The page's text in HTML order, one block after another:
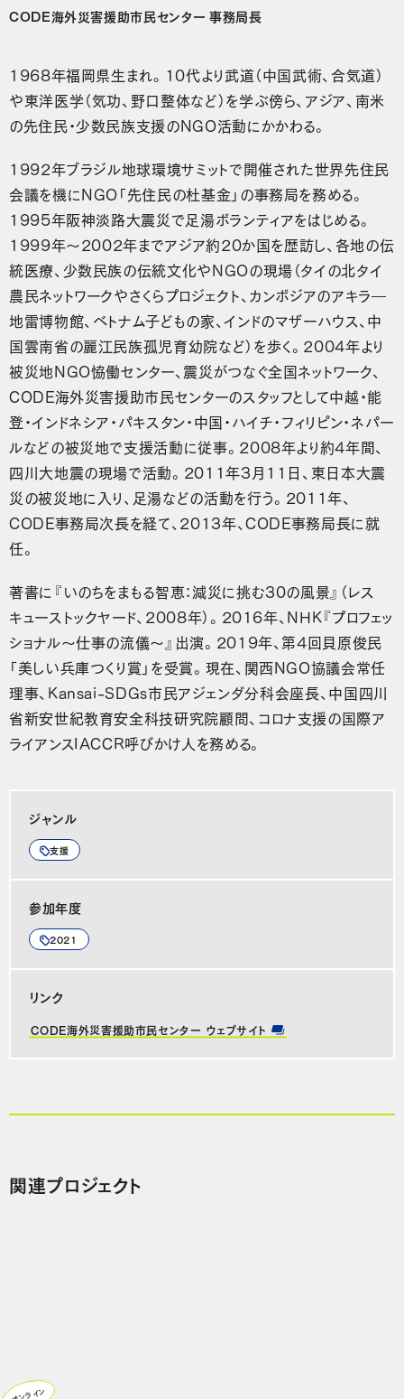
CODE海外災害援助市民センター 事務局長
1968年福岡県生まれ。10代より武道（中国武術、合気道）
や東洋医学（気功、野口整体など）を学ぶ傍ら、アジア、南米
の先住民・少数民族支援のNGO活動にかかわる。
1992年ブラジル地球環境サミットで開催された世界先住民
会議を機にNGO「先住民の杜基金」の事務局を務める。
1995年阪神淡路大震災で足湯ボランティアをはじめる。
1999年〜2002年までアジア約20か国を歴訪し、各地の伝
統医療、少数民族の伝統文化やNGOの現場（タイの北タイ
農民ネットワークやさくらプロジェクト、カンボジアのアキラ―
地雷博物館、ベトナム子どもの家、インドのマザーハウス、中
国雲南省の麗江民族孤児育幼院など）を歩く。2004年より
被災地NGO恊働センター、震災がつなぐ全国ネットワーク、
CODE海外災害援助市民センターのスタッフとして中越・能
登・インドネシア・パキスタン・中国・ハイチ・フィリピン・ネパー
ルなどの被災地で支援活動に従事。2008年より約4年間、
四川大地震の現場で活動。2011年3月11日、東日本大震
災の被災地に入り、足湯などの活動を行う。2011年、
CODE事務局次長を経て、2013年、CODE事務局長に就
任。
著書に『いのちをまもる智恵：減災に挑む30の風景』（レス
キューストックヤード、2008年）。2016年、NHK『プロフェッ
ショナル～仕事の流儀～』出演。2019年、第4回貝原俊民
「美しい兵庫つくり賞」を受賞。現在、関西NGO協議会常任
理事、Kansai-SDGs市民アジェンダ分科会座長、中国四川
省新安世紀教育安全科技研究院顧問、コロナ支援の国際ア
ライアンスIACCR呼びかけ人を務める。
ジャンル
支援
参加年度
2021
リンク
CODE海外災害援助市民センター ウェブサイト
関連プロジェクト
オンライン